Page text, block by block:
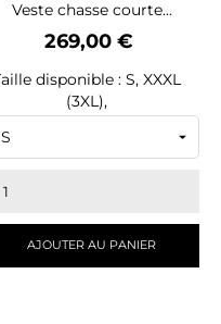
Veste chasse courte...
Prix
269,00 €
disponible : S, XXXL
(3XL),
AJOUTER AU PANIER